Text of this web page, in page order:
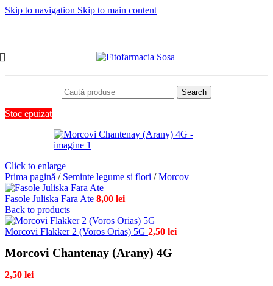
Skip to navigation Skip to main content
Search
Stoc epuizat
Click to enlarge
Prima pagină / Seminte legume si flori / Morcov
Fasole Juliska Fara Ate 8,00 lei
Back to products
Morcovi Flakker 2 (Voros Orias) 5G 2,50 lei
Morcovi Chantenay (Arany) 4G
2,50 lei